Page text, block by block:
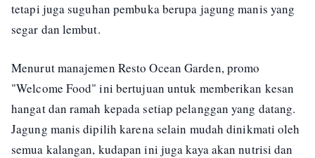
tetapi juga suguhan pembuka berupa jagung manis yang
segar dan lembut.
Menurut manajemen Resto Ocean Garden, promo
"Welcome Food" ini bertujuan untuk memberikan kesan
hangat dan ramah kepada setiap pelanggan yang datang.
Jagung manis dipilih karena selain mudah dinikmati oleh
semua kalangan, kudapan ini juga kaya akan nutrisi dan